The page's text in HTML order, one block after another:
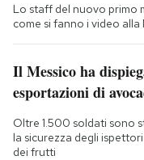
Lo staff del nuovo primo
come si fanno i video
Il Messico ha
esportazioni di
Oltre 1.500 soldati sono
la sicurezza degli
dei frutti